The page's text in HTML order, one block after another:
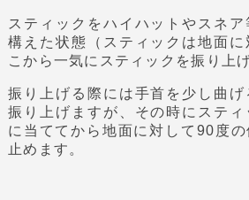
スティックをハイハットやスネ
構えた状態（スティックは地面
こから一気にスティックを振り上
振り上げる際には手首を少し曲
振り上げますが、その時にステ
に当ててから地面に対して90度
止めます。